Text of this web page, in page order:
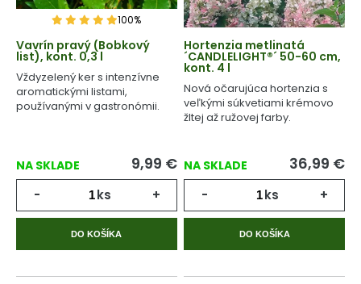
100%
Vavrín pravý (Bobkový
list), kont. 0,3 l
Vždyzelený ker s intenzívne
aromatickými listami,
používanými v gastronómii.
NA SKLADE 9,99 €
- ks +
DO KOŠÍKA
Hortenzia metlinatá
´CANDLELIGHT®´ 50-60 cm,
kont. 4 l
Nová očarujúca hortenzia s
veľkými súkvetiami krémovo
žltej až ružovej farby.
NA SKLADE 36,99 €
- ks +
DO KOŠÍKA